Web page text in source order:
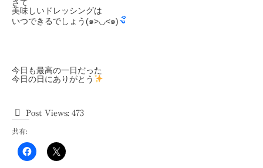
さて
美味しいドレッシングは
いつできるでしょう(๑>◡<๑)
今日も最高の一日だった
今日の日にありがとう
Post Views: 473
共有: